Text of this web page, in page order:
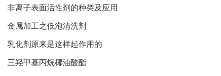
非离子表面活性剂的种类及应用
金属加工之低泡清洗剂
乳化剂原来是这样起作用的
三羟甲基丙烷椰油酸酯